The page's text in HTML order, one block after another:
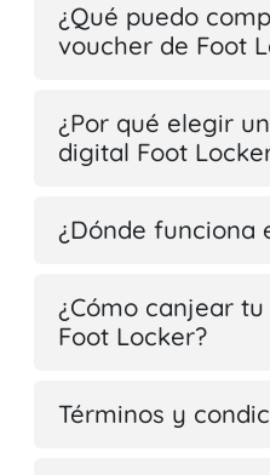
¿Qué puedo
voucher de Foot
¿Por qué elegir
digital Foot
¿Dónde funciona
¿Cómo canjear
Foot Locker?
Términos y